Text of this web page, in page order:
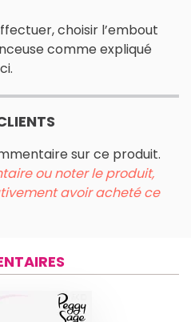
choisir l’embout
comme expliqué
sur ce produit.
ou noter le produit,
avoir acheté ce